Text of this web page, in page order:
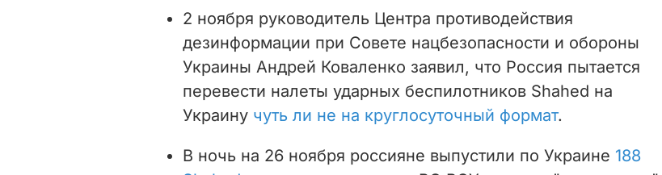
2 ноября руководитель Центра противодействия
дезинформации при Совете нацбезопасности и обороны
Украины Андрей Коваленко заявил, что Россия пытается
перевести налеты ударных беспилотников Shahed на
Украину чуть ли не на круглосуточный формат.
В ночь на 26 ноября россияне выпустили по Украине 188